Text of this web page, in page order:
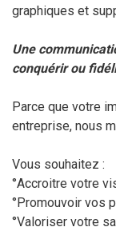
graphiques et
Une
conquérir ou
Parce que votre
entreprise, nous
Vous souhaitez :
°Accroitre votre
°Promouvoir vos
°Valoriser votre